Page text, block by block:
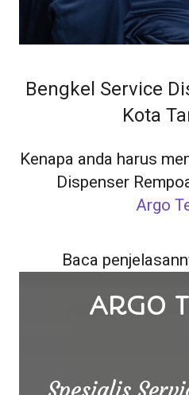
Bengkel Service
Kota
Kenapa anda harus
Dispenser
Argo
Baca
ARGO
Spesialis